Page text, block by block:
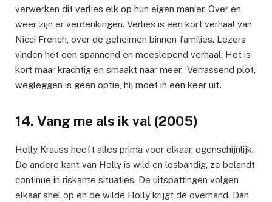
verwerken dit verlies elk op hun eigen manier. Over en
weer zijn er verdenkingen. Verlies is een kort verhaal van
Nicci French, over de geheimen binnen families. Lezers
vinden het een spannend en meeslepend verhaal. Het is
kort maar krachtig en smaakt naar meer. ‘Verrassend plot,
wegleggen is geen optie, hij moet in een keer uit’.
14. Vang me als ik val (2005)
Holly Krauss heeft alles prima voor elkaar, ogenschijnlijk.
De andere kant van Holly is wild en losbandig, ze belandt
continue in riskante situaties. De uitspattingen volgen
elkaar snel op en de wilde Holly krijgt de overhand. Dan